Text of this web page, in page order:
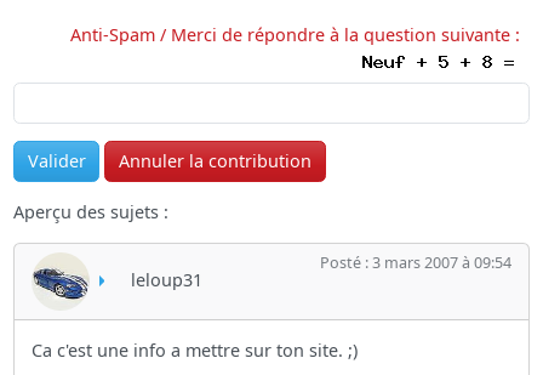
Anti-Spam / Merci de répondre à la question suivante :
Aperçu des sujets :
leloup31
Posté : 3 mars 2007 à 09:54
Ca c'est une info a mettre sur ton site. ;)